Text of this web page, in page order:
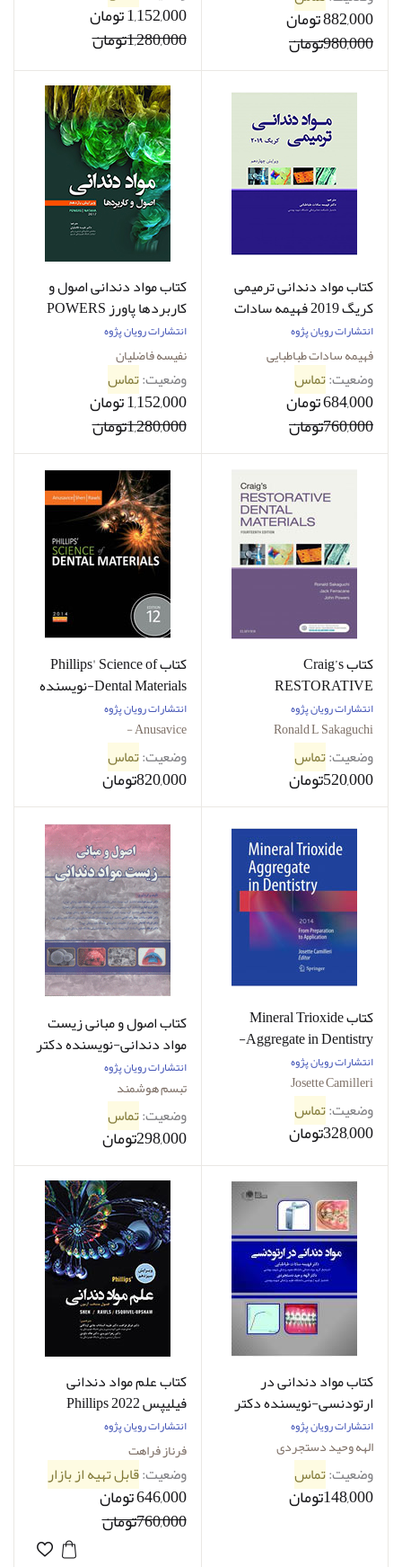
882,000 تومان
980,000تومان
1,152,000 تومان
1,280,000تومان
کتاب مواد دندانی ترمیمی
کریگ 2019 فهیمه سادات
طباطبایی - سیاه و سفید
انتشارات رویان پژوه
فهیمه سادات طباطبایی
وضعیت:تماس
684,000 تومان
760,000تومان
کتاب مواد دندانی اصول و
کاربردها پاورز POWERS
2017 نفیسه فاضلیان
انتشارات رویان پژوه
نفیسه فاضلیان
وضعیت:تماس
1,152,000 تومان
1,280,000تومان
کتاب Craig’s
RESTORATIVE
نویسنده Ronald L
Sakaguchi
انتشارات رویان پژوه
Ronald L Sakaguchi
وضعیت:تماس
520,000تومان
کتاب Phillips' Science of
Dental Materials-نویسنده
Anusavice -
انتشارات رویان پژوه
Anusavice -
وضعیت:تماس
820,000تومان
کتاب Mineral Trioxide
Aggregate in Dentistry-
نویسنده Josette Camilleri
انتشارات رویان پژوه
Josette Camilleri
وضعیت:تماس
328,000تومان
کتاب اصول و مبانی زیست
مواد دندانی-نویسنده دکتر
تبسم هوشمند
انتشارات رویان پژوه
تبسم هوشمند
وضعیت:تماس
298,000تومان
کتاب مواد دندانی در
ارتودنسی-نویسنده دکتر
الهه وحید دستجردی
انتشارات رویان پژوه
الهه وحید دستجردی
وضعیت:تماس
148,000تومان
کتاب علم مواد دندانی
فیلیپس Phillips 2022
انتشارات رویان پژوه
فرناز فراهت
وضعیت:قابل تهیه از بازار
646,000 تومان
760,000تومان